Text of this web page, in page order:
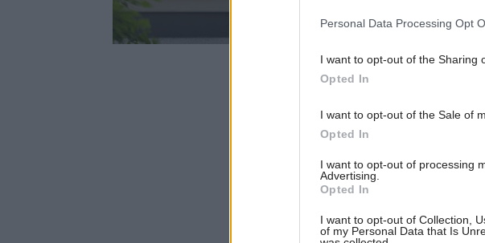
Personal Data Processing Opt
I want to opt-out of the Sharing
Opted In
I want to opt-out of the Sale of
Opted In
I want to opt-out of processing
Advertising.
Opted In
I want to opt-out of Collection,
of my Personal Data that Is
jednoducho ho
šlo o prvý
Tvorcovia
19. 09. 2023